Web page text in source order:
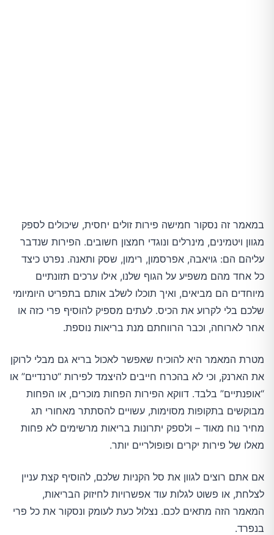
במאמר זה נסקור חמישה פירות זולים יחסית, שיכולים לספק
מגוון ויטמינים, מינרלים ונוגדי חמצון חשובים. הפירות שנדבר
עליהם הם: גויאבה, אפרסמון, רימון, שסק ותאנה. נפרט כיצד
כל אחד מהם משפיע על הגוף שלנו, אילו ערכים תזונתיים
מיוחדים הם מביאים, ואיך תוכלו לשלב אותם בתפריט היומיומי
שלכם בלי לקרוע את הכיס. לעתים מספיק להוסיף פרי כזה או
אחר לארוחה, וכבר הרווחתם מנת בריאות נוספת.
מטרת המאמר היא להוכיח שאפשר לאכול בריא גם מבלי לרוקן
את הארנק, וכי לא בהכרח חייבים להיצמד לפירות “טרנדיים” או
“אופנתיים” בלבד. דווקא הפירות הפחות מוכרים, או הפחות
מבוקשים בתקופות מסוימות, עשויים להסתתר מאחורי תג
מחיר נוח מאוד – ולספק יתרונות בריאות מרשימים לא פחות
מאלו של פירות יקרים ופופולריים יותר.
אם אתם רוצים לגוון את סל הקניות שלכם, להוסיף קצת עניין
לצלחת, או פשוט לגלות עוד אפשרויות לחיזוק הבריאות,
המאמר הזה מתאים לכם. נצלול כעת לעומק ונסקור את כל פרי
בנפרד.